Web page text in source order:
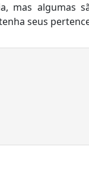
mas algumas
seus